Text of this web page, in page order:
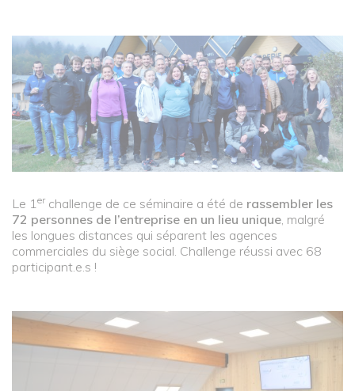
Le 1er challenge de ce séminaire a été de rassembler les
72 personnes de l’entreprise en un lieu unique, malgré
les longues distances qui séparent les agences
commerciales du siège social. Challenge réussi avec 68
participant.e.s !